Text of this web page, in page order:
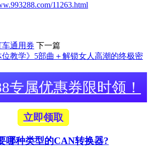
11263.html
通用券 下一篇
教学》5部曲＋解锁女人高潮的终极密
专属优惠券限时领！
立即领取
哪种类型的CAN转换器?